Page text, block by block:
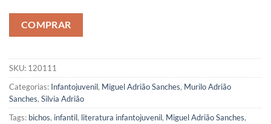
COMPRAR
SKU: 120111
Categorias: Infantojuvenil, Miguel Adrião Sanches, Murilo Adrião
Sanches, Silvia Adrião
Tags: bichos, infantil, literatura infantojuvenil, Miguel Adrião Sanches,